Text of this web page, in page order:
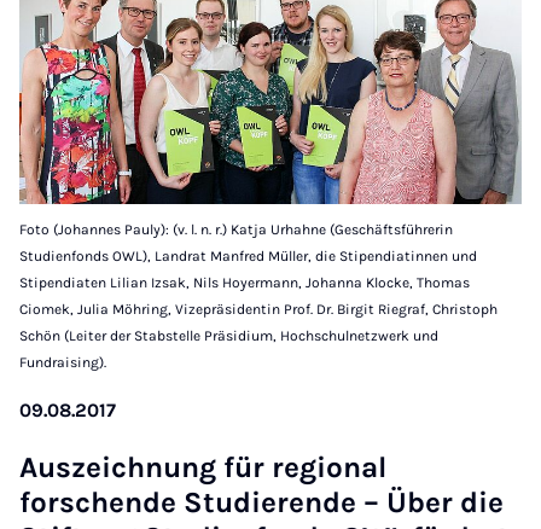
Foto (Johannes Pauly): (v. l. n. r.) Katja Urhahne (Geschäftsführerin
Studienfonds OWL), Landrat Manfred Müller, die Stipendiatinnen und
Stipendiaten Lilian Izsak, Nils Hoyermann, Johanna Klocke, Thomas
Ciomek, Julia Möhring, Vizepräsidentin Prof. Dr. Birgit Riegraf, Christoph
Schön (Leiter der Stabstelle Präsidium, Hochschulnetzwerk und
Fundraising).
09.08.2017
Aus­zeich­nung für re­gion­al
forschende Stud­i­er­ende – Über die